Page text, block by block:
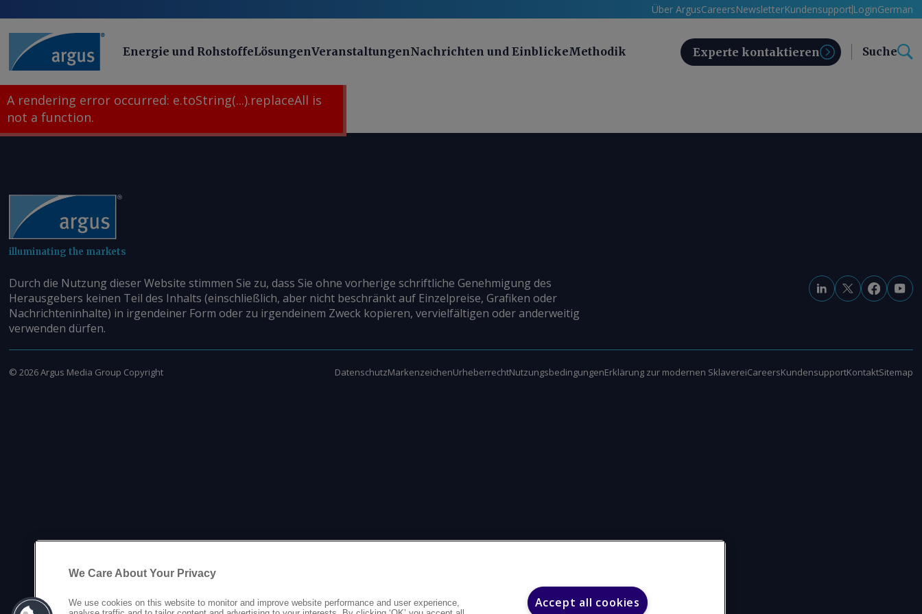
Über ArgusCareersNewsletterKundensupport LoginGerman
Energie und RohstoffeLösungenVeranstaltungenNachrichten und EinblickeMethodik Experte kontaktieren Suche
A rendering error occurred: e.toString(...).replaceAll is
not a function.
illuminating the markets
Durch die Nutzung dieser Website stimmen Sie zu, dass Sie ohne vorherige schriftliche Genehmigung des
Herausgebers keinen Teil des Inhalts (einschließlich, aber nicht beschränkt auf Einzelpreise, Grafiken oder
Nachrichteninhalte) in irgendeiner Form oder zu irgendeinem Zweck kopieren, vervielfältigen oder anderweitig
verwenden dürfen.
© 2026Argus Media Group Copyright DatenschutzMarkenzeichenUrheberrechtNutzungsbedingungenErklärung zur modernen SklavereiCareersKundensupportKontaktSitemap
We Care About Your Privacy
We use cookies on this website to monitor and improve website performance and user experience,
Accept all cookies